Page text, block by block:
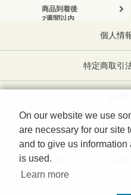
商品到着後
2週間以内
個人情
特定商取引
ミリオ
On our website we use
are necessary for our site
and to give us information
is used.
Learn more